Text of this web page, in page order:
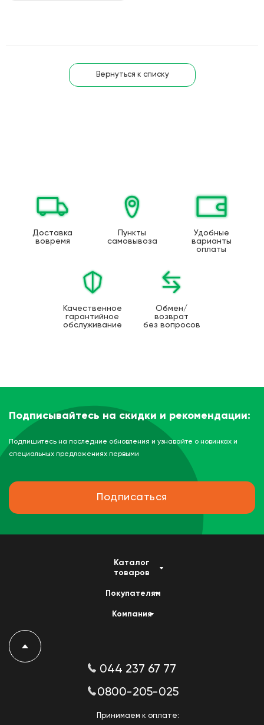
Вернуться к списку
Доставка
вовремя
Пункты
самовывоза
Удобные
варианты
оплаты
Качественное
гарантийное
обслуживание
Обмен/
возврат
без вопросов
Подписывайтесь на скидки и рекомендации:
Подпишитесь на последние обновления и узнавайте о новинках и
специальных предложениях первыми
Подписаться
Каталог
товаров
Покупателям
Компания
044 237 67 77
0800-205-025
Принимаем к оплате: